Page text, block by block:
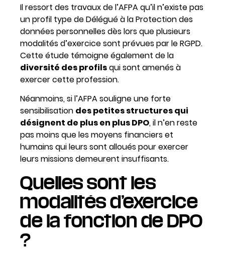
Il ressort des travaux de l’AFPA qu’il n’existe pas
un profil type de Délégué à la Protection des
données personnelles dès lors que plusieurs
modalités d’exercice sont prévues par le RGPD.
Cette étude témoigne également de la
diversité des profilsqui sont amenés à
exercer cette profession.
Néanmoins, si l’AFPA souligne une forte
sensibilisation des petites structures qui
désignent de plus en plus DPO, il n’en reste
pas moins que les moyens financiers et
humains qui leurs sont alloués pour exercer
leurs missions demeurent insuffisants.
Quelles sont les
modalités d’exercice
de la fonction de DPO
?